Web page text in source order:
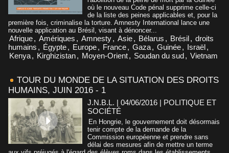
où le nouveau Code pénal supprime celle-ci
de la liste des peines applicables et, pour la
première fois, criminalise la torture. Amnesty International lance une
nouvelle application au Brésil, visant à dénoncer...
Afrique, Amériques , Amnesty, Asie, Bélarus , Brésil, droits
humains , Égypte, Europe, France, Gaza, Guinée, Israël,
Kenya, Kirghizistan, Moyen-Orient, Soudan du sud, Vietnam
TOUR DU MONDE DE LA SITUATION DES DROITS
HUMAINS, JUIN 2016 - 1
J.N.B.L. | 04/06/2016 | POLITIQUE ET
SOCIÉTÉ
En Hongrie, le gouvernement doit désormais
tenir compte de la demande de la
Commission européenne et prendre sans
délai des mesures afin de mettre un terme